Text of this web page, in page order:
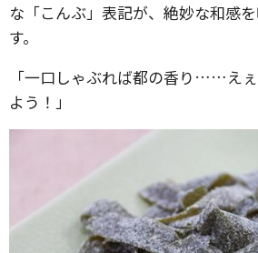
な「こんぶ」表記が、絶妙な和感
す。
「一口しゃぶれば都の香り……え
よう！」